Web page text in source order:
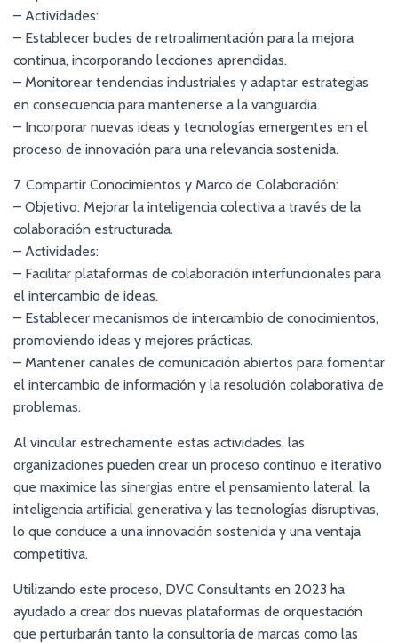
– Actividades:
– Establecer bucles de retroalimentación para la mejora
continua, incorporando lecciones aprendidas.
– Monitorear tendencias industriales y adaptar estrategias
en consecuencia para mantenerse a la vanguardia.
– Incorporar nuevas ideas y tecnologías emergentes en el
proceso de innovación para una relevancia sostenida.
7. Compartir Conocimientos y Marco de Colaboración:
– Objetivo: Mejorar la inteligencia colectiva a través de la
colaboración estructurada.
– Actividades:
– Facilitar plataformas de colaboración interfuncionales para
el intercambio de ideas.
– Establecer mecanismos de intercambio de conocimientos,
promoviendo ideas y mejores prácticas.
– Mantener canales de comunicación abiertos para fomentar
el intercambio de información y la resolución colaborativa de
problemas.
Al vincular estrechamente estas actividades, las
organizaciones pueden crear un proceso continuo e iterativo
que maximice las sinergias entre el pensamiento lateral, la
inteligencia artificial generativa y las tecnologías disruptivas,
lo que conduce a una innovación sostenida y una ventaja
competitiva.
Utilizando este proceso, DVC Consultants en 2023 ha
ayudado a crear dos nuevas plataformas de orquestación
que perturbarán tanto la consultoría de marcas como las